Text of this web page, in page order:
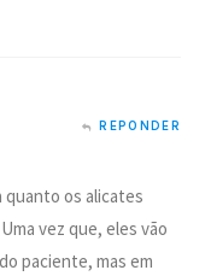
REPONDER
quanto os alicates
vez que, eles vão
paciente, mas em